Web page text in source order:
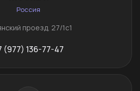
Россия
проезд, 27/1с1
(977) 136-77-47